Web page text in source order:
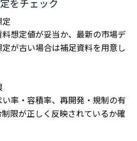
をチェック
想定値が妥当か、最新の市場デ
が古い場合は補足資料を用意し
率・容積率、再開発・規制の有
限が正しく反映されているか確